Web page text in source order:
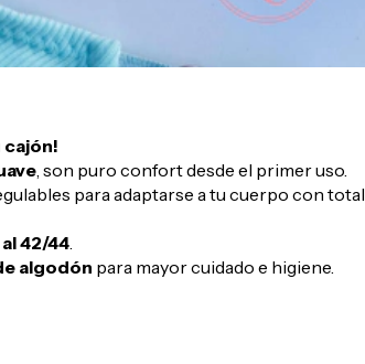
cajón!
, son puro confort desde el primer uso.
para adaptarse a tu cuerpo con total
42/44.
algodón para mayor cuidado e higiene.